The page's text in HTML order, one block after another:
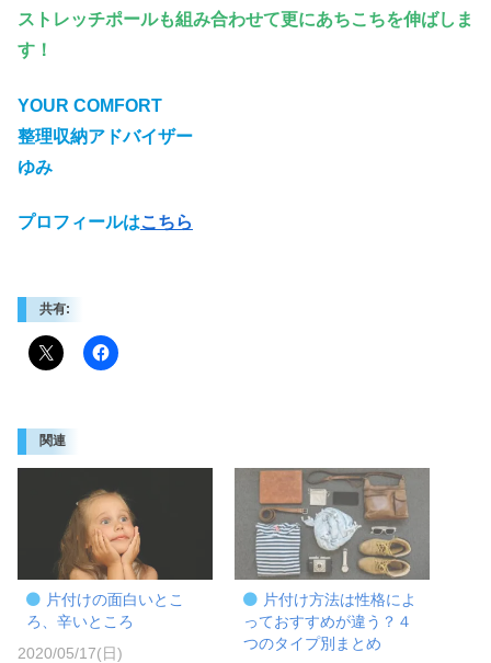
ストレッチポールも組み合わせて更にあちこちを伸ばしま
す！
YOUR COMFORT
整理収納アドバイザー
ゆみ
プロフィールはこちら
共有:
関連
片付けの面白いとこ
ろ、辛いところ
2020/05/17(日)
片付け方法は性格によ
っておすすめが違う？４
つのタイプ別まとめ